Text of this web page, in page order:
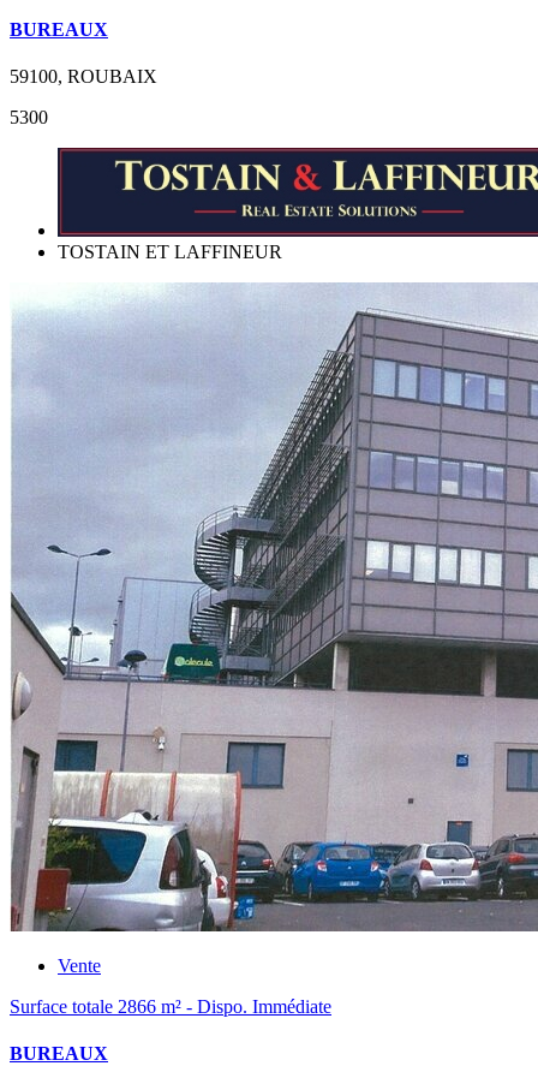
BUREAUX
59100, ROUBAIX
5300
TOSTAIN ET LAFFINEUR
Vente
Surface totale 2866 m² - Dispo. Immédiate
BUREAUX